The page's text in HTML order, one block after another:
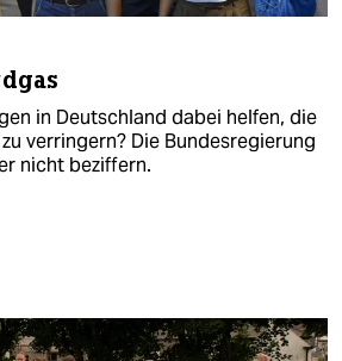
in Deutschland dabei helfen, die
verringern? Die Bundesregierung
nicht beziffern.